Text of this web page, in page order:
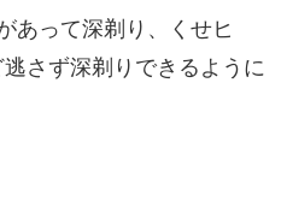
あって深剃り、くせヒ
さず深剃りできるように